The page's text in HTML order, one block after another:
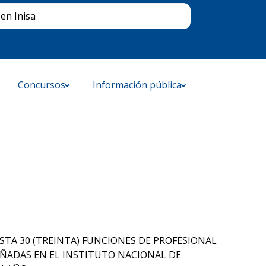
Inisa Buscar
Concursos Información pública
30 (TREINTA) FUNCIONES DE PROFESIONAL
EN EL INSTITUTO NACIONAL DE